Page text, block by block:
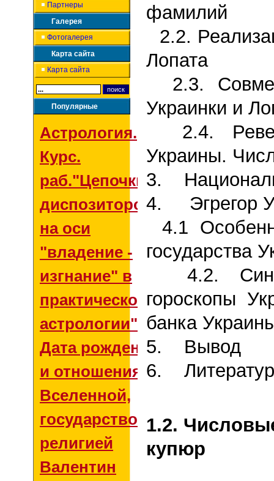
Партнеры
Галерея
Фотогалерея
Карта сайта
Карта сайта
Популярные
Астрология.
Курс.
раб."Цепочки
диспозиторов
на оси
"владение -
изгнание" в
практической
астрологии"
Дата рождения
и отношения со
Вселенной,
государством и
религией
Валентин
фамилий
2.2.
Лопата
2.3.
Украинки и
2.4.
Украины.
3.
4.
Эгрегор
4.1
государства
4.2.
гороскопы
банка
5.
Вывод
6.
1.2.
купюр